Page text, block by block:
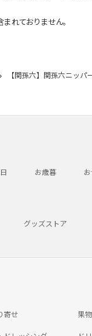
れておりません。
【関孫六】関孫六ニッ
お歳暮
グッズストア
寄せ 果